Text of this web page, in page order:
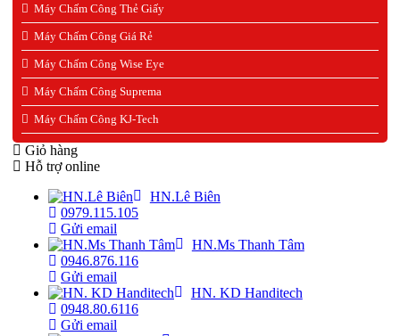
Máy Chấm Công Thẻ Giấy
Máy Chấm Công Giá Rẻ
Máy Chấm Công Wise Eye
Máy Chấm Công Suprema
Máy Chấm Công KJ-Tech
Giỏ hàng
Hỗ trợ online
HN.Lê Biên
0979.115.105
Gửi email
HN.Ms Thanh Tâm
0946.876.116
Gửi email
HN. KD Handitech
0948.80.6116
Gửi email